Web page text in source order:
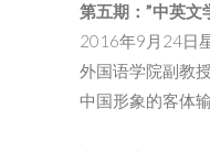
第五期：”中英文
2016年9月24日
外国语学院副教
中国形象的客体